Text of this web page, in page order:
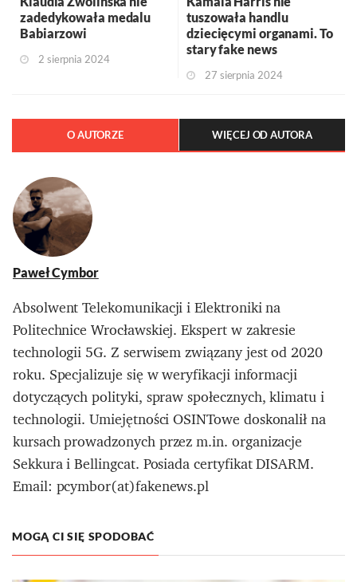
zadedykowała medalu
Babiarzowi
2 sierpnia 2024
tuszowała handlu
dziecięcymi organami. To
stary fake news
27 sierpnia 2024
O AUTORZE WIĘCEJ OD AUTORA
Paweł Cymbor
Absolwent Telekomunikacji i Elektroniki na
Politechnice Wrocławskiej. Ekspert w zakresie
technologii 5G. Z serwisem związany jest od 2020
roku. Specjalizuje się w weryfikacji informacji
dotyczących polityki, spraw społecznych, klimatu i
technologii. Umiejętności OSINTowe doskonalił na
kursach prowadzonych przez m.in. organizacje
Sekkura i Bellingcat. Posiada certyfikat DISARM.
Email: pcymbor(at)fakenews.pl
MOGĄ CI SIĘ SPODOBAĆ